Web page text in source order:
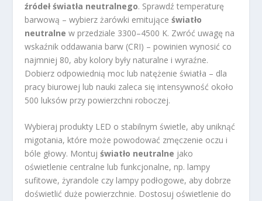
źródeł światła neutralnego. Sprawdź temperaturę
barwową – wybierz żarówki emitująceświatło
neutralne w przedziale 3300–4500 K. Zwróć uwagę na
wskaźnik oddawania barw (CRI) – powinien wynosić co
najmniej 80, aby kolory były naturalne i wyraźne.
Dobierz odpowiednią moc lub natężenie światła – dla
pracy biurowej lub nauki zaleca się intensywność około
500 luksów przy powierzchni roboczej.
Wybieraj produkty LED o stabilnym świetle, aby uniknąć
migotania, które może powodować zmęczenie oczu i
bóle głowy. Montujświatło neutralne jako
oświetlenie centralne lub funkcjonalne, np. lampy
sufitowe, żyrandole czy lampy podłogowe, aby dobrze
doświetlić duże powierzchnie. Dostosuj oświetlenie do